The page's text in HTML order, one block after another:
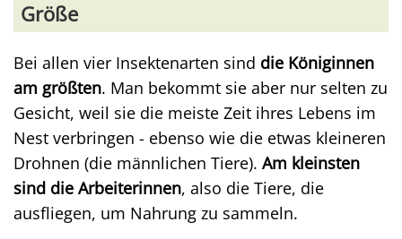
Größe
Bei allen vier Insektenarten sind die Königinnen
am größten. Man bekommt sie aber nur selten zu
Gesicht, weil sie die meiste Zeit ihres Lebens im
Nest verbringen - ebenso wie die etwas kleineren
Drohnen (die männlichen Tiere). Am kleinsten
sind die Arbeiterinnen, also die Tiere, die
ausfliegen, um Nahrung zu sammeln.